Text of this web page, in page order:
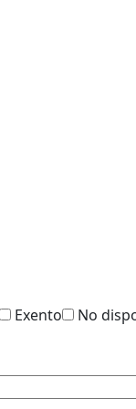
Exento
No